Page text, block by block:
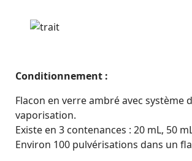
Conditionnement :
Flacon en verre ambré avec système
vaporisation.
Existe en 3 contenances : 20 mL, 50
Environ 100 pulvérisations dans un